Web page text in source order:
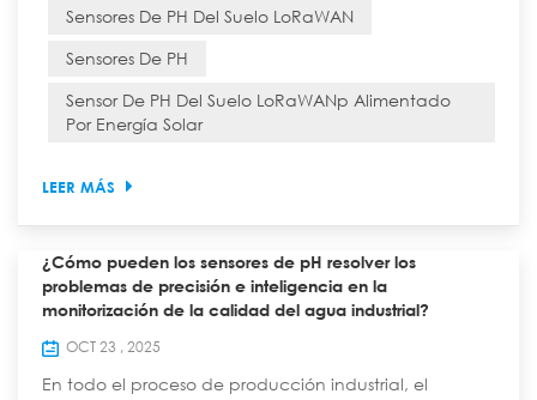
oportuno de las fluctuaciones del pH resulta vital para
en LoRaWAN El uso de la te...
Sensores De PH Del Suelo LoRaWAN
Sensores De PH
Sensor De PH Del Suelo LoRaWANp Alimentado
Por Energía Solar
LEER MÁS
¿Cómo pueden los sensores de pH resolver los
problemas de precisión e inteligencia en la
monitorización de la calidad del agua industrial?
OCT 23 , 2025
En todo el proceso de producción industrial, el